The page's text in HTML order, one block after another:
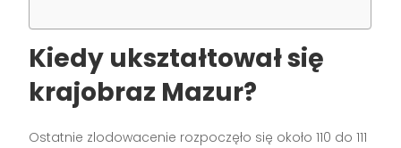
Kiedy ukształtował się
krajobraz Mazur?
Ostatnie zlodowacenie rozpoczęło się około 110 do 111